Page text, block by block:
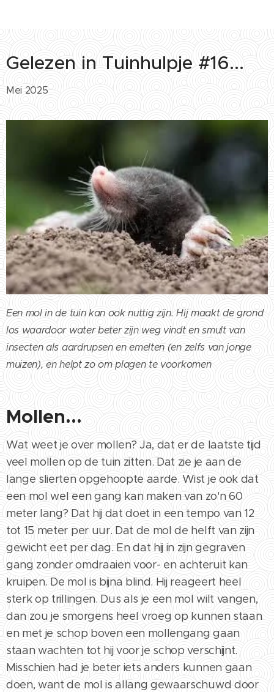
Gelezen in Tuinhulpje #16...
Mei 2025
Een mol in de tuin kan ook nuttig zijn. Hij maakt de grond
los waardoor water beter zijn weg vindt en smult van
insecten als aardrupsen en emelten (en zelfs van jonge
muizen), en helpt zo om plagen te voorkomen
Mollen...
Wat weet je over mollen? Ja, dat er de laatste tijd
veel mollen op de tuin zitten. Dat zie je aan de
lange slierten opgehoopte aarde. Wist je ook dat
een mol wel een gang kan maken van zo'n 60
meter lang? Dat hij dat doet in een tempo van 12
tot 15 meter per uur. Dat de mol de helft van zijn
gewicht eet per dag. En dat hij in zijn gegraven
gang zonder omdraaien voor- en achteruit kan
kruipen. De mol is bijna blind. Hij reageert heel
sterk op trillingen. Dus als je een mol wilt vangen,
dan zou je smorgens heel vroeg op kunnen staan
en met je schop boven een mollengang gaan
staan wachten tot hij voor je schop verschijnt.
Misschien had je beter iets anders kunnen gaan
doen, want de mol is allang gewaarschuwd door